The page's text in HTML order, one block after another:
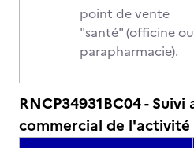
point de vente
"santé" (officine ou
parapharmacie).
RNCP34931BC04 -
commercial de l'activité